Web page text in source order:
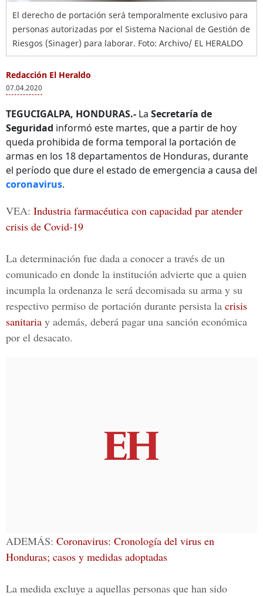
El derecho de portación será temporalmente exclusivo para
personas autorizadas por el Sistema Nacional de Gestión de
Riesgos (Sinager) para laborar. Foto: Archivo/ EL HERALDO
Redacción El Heraldo
07.04.2020
TEGUCIGALPA, HONDURAS.- La Secretaría de
Seguridad informó este martes, que a partir de hoy
queda prohibida de forma temporal la portación de
armas en los 18 departamentos de Honduras, durante
el período que dure el estado de emergencia a causa del
coronavirus.
VEA: Industria farmacéutica con capacidad par atender
crisis de Covid-19
La determinación fue dada a conocer a través de un
comunicado en donde la institución advierte que a quien
incumpla la ordenanza le será decomisada su arma y su
respectivo permiso de portación durante persista la crisis
sanitaria y además, deberá pagar una sanción económica
por el desacato.
ADEMÁS: Coronavirus: Cronología del virus en
Honduras; casos y medidas adoptadas
La medida excluye a aquellas personas que han sido